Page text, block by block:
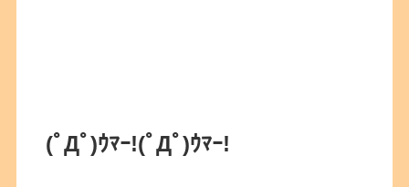
(ﾟДﾟ)ｳﾏｰ!(ﾟДﾟ)ｳﾏｰ!